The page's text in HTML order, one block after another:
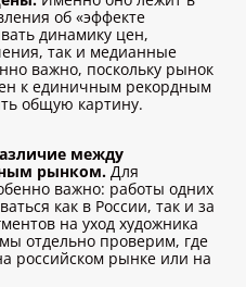
об «эффекте
динамику цен,
так и медианные
важно, поскольку рынок
к единичным рекордным
общую картину.
между
рынком. Для
важно: работы одних
как в России, так и за
на уход художника
отдельно проверим, где
российском рынке или на